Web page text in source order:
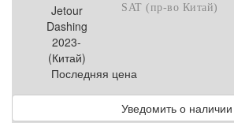
SAT (пр-во Китай)
Последняя цена
Уведомить о наличии